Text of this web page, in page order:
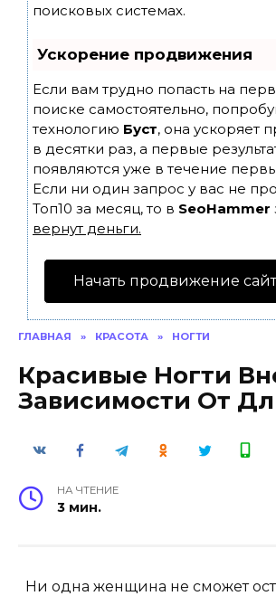
поисковых системах.
Ускорение продвижения
Если вам трудно попасть на
поиске самостоятельно,
технологию Буст, она ускоряет
в десятки раз, а первые
появляются уже в течение
Если ни один запрос у вас не
Топ10 за месяц, то в SeoHammer
вернут деньги.
Начать продвижение
ГЛАВНАЯ » КРАСОТА » НОГТИ
Красивые Ногти
Зависимости От
НА ЧТЕНИЕ
3 мин.
Ни одна женщина не сможет